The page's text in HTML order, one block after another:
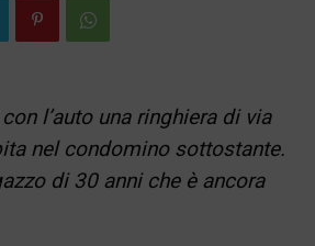
l’auto una ringhiera di via
nel condomino sottostante.
di 30 anni che è ancora